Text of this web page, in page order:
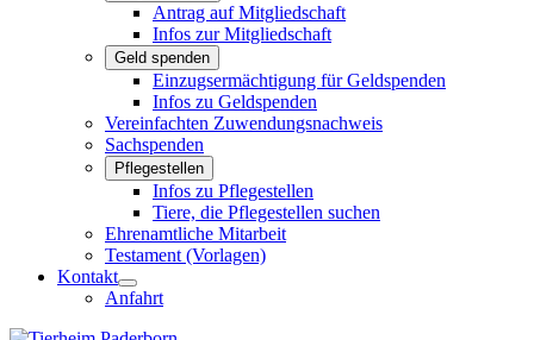
Antrag auf Mitgliedschaft
Infos zur Mitgliedschaft
Geld spenden
Einzugsermächtigung für Geldspenden
Infos zu Geldspenden
Vereinfachten Zuwendungsnachweis
Sachspenden
Pflegestellen
Infos zu Pflegestellen
Tiere, die Pflegestellen suchen
Ehrenamtliche Mitarbeit
Testament (Vorlagen)
Kontakt
Anfahrt